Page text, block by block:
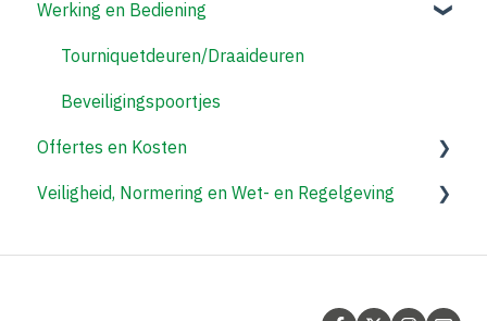
Tourniquetdeuren/Draaideuren
Tourniquetdeuren/Draaideuren
Toegangscontrolesystemen
Werking en Bediening
Tourniquetdeuren/Draaideuren
Beveiligingspoortjes
Offertes en Kosten
Tourniquetdeuren/Draaideuren
Veiligheid, Normering en Wet- en Regelgeving